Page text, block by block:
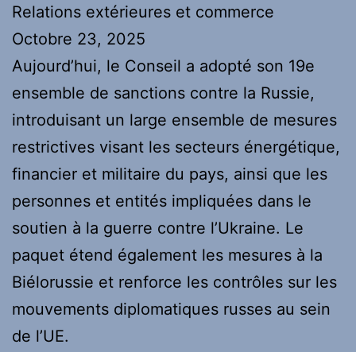
Relations extérieures et commerce
Octobre 23, 2025
Aujourd’hui, le Conseil a adopté son 19e
ensemble de sanctions contre la Russie,
introduisant un large ensemble de mesures
restrictives visant les secteurs énergétique,
financier et militaire du pays, ainsi que les
personnes et entités impliquées dans le
soutien à la guerre contre l’Ukraine. Le
paquet étend également les mesures à la
Biélorussie et renforce les contrôles sur les
mouvements diplomatiques russes au sein
de l’UE.